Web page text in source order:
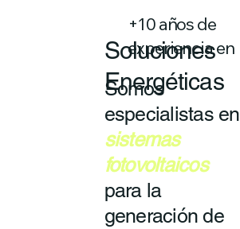
Soluciones
Energéticas
+10 años de
experiencia en
Somos
especialistas en
sistemas
fotovoltaicos
para la
generación de